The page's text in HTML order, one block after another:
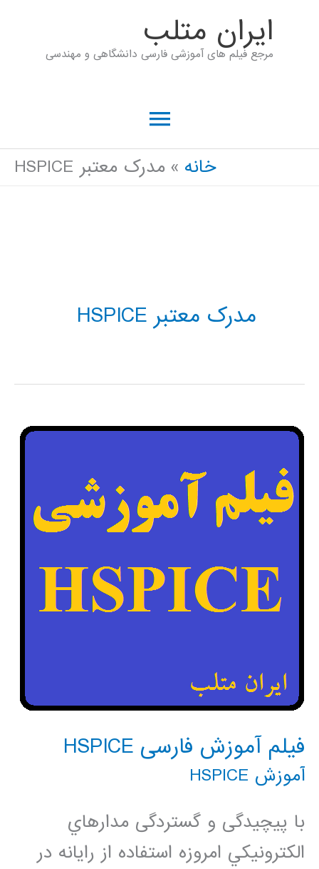
ايران متلب
مرجع فیلم های آموزشی فارسی دانشگاهی و مهندسی
فهرست
اصلی خانه مدرک معتبر HSPICE
مدرک معتبر HSPICE
فیلم آموزش فارسی HSPICE
آموزش HSPICE
با پیچیدگی و گستردگی مدارهاي
الكترونيكي امروزه استفاده از رایانه در